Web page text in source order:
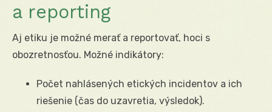
a reporting
Aj etiku je možné merať a reportovať, hoci s
obozretnosťou. Možné indikátory:
Počet nahlásených etických incidentov a ich
riešenie (čas do uzavretia, výsledok).